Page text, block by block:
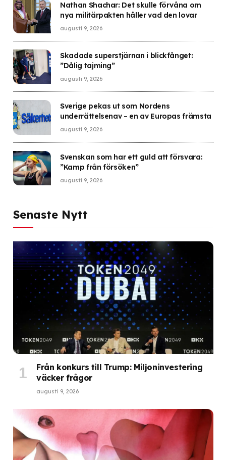
Nathan Shachar: Det skulle förvåna om
nya militärpakten håller vad den lovar
augusti 9, 2026
Skadade superstjärnan i blickfånget:
”Dålig tajming”
augusti 9, 2026
Sverige pekas ut som Nordens
underrättelsenav – en av Europas främsta
augusti 9, 2026
Svenskan som har ett guld att försvara:
”Kamp från försöken”
augusti 9, 2026
Senaste Nytt
Från konkurs till Trump: Miljoninvestering
väcker frågor
augusti 9, 2026